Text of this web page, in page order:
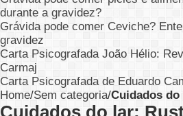
durante a gravidez?
Grávida pode comer Ceviche?
gravidez
Carta Psicografada João Hélio:
Carmaj
Carta Psicografada de Eduardo
Home/Sem categoria/Cuidados
Cuidados do lar: